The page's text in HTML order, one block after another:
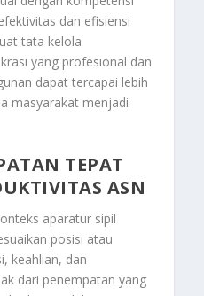
dan efisiensi
tata kelola
yang profesional dan
dapat tercapai lebih
masyarakat menjadi
TEPAT
ASN
aparatur sipil
posisi atau
keahlian, dan
dari penempatan yang